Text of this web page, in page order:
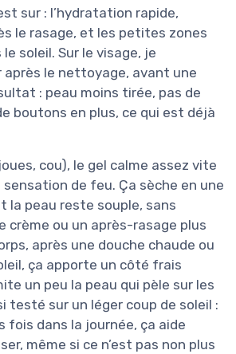
sur : l’hydratation rapide,
le rasage, et les petites zones
soleil. Sur le visage, je
après le nettoyage, avant une
: peau moins tirée, pas de
boutons en plus, ce qui est déjà
cou), le gel calme assez vite
de feu. Ça sèche en une
la peau reste souple, sans
crème ou un après-rasage plus
après une douche chaude ou
ça apporte un côté frais
un peu la peau qui pèle sur les
testé sur un léger coup de soleil :
fois dans la journée, ça aide
même si ce n’est pas non plus